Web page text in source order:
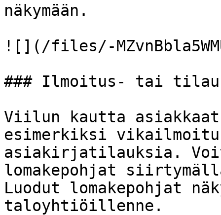
näkymään.
![](/files/-
### Ilmoitus- tai
Viilun kautta
esimerkiksi
asiakirjatilauksia.
lomakepohjat
Luodut lomakepohjat
taloyhtiöillenne.